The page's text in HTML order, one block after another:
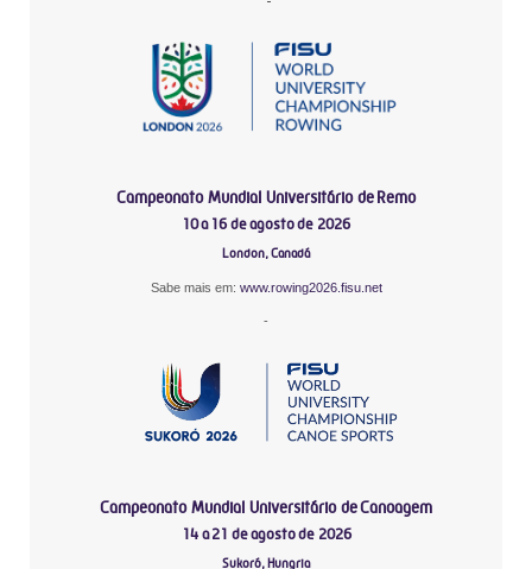
Campeonato Mundial Universitário de Remo
10 a 16 de agosto de 2026
London, Canadá
Sabe mais em: www.rowing2026.fisu.net
-
Campeonato Mundial Universitário de Canoagem
14 a 21 de agosto de 2026
Sukoró, Hungria